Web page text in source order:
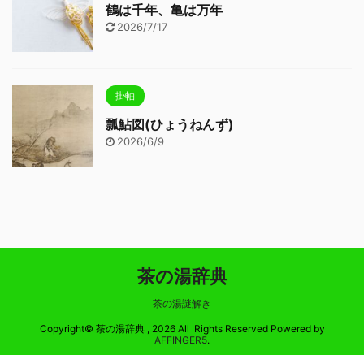
鶴は千年、亀は万年
2026/7/17
掛軸
瓢鮎図(ひょうねんず)
2026/6/9
茶の湯辞典
茶の湯謎解き
Copyright© 茶の湯辞典 , 2026 All Rights Reserved Powered by
AFFINGER5.